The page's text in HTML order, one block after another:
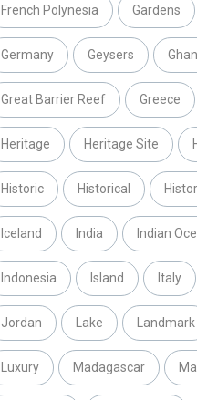
French Polynesia Gardens
Germany Geysers
Great Barrier Reef Greece
Heritage Heritage Site
Historic Historical
Iceland India Indian
Indonesia Island Italy
Jordan Lake Landmark
Luxury Madagascar